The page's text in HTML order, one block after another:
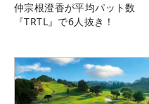
仲宗根澄香が平均パット数
『TRTL』で6人抜き！